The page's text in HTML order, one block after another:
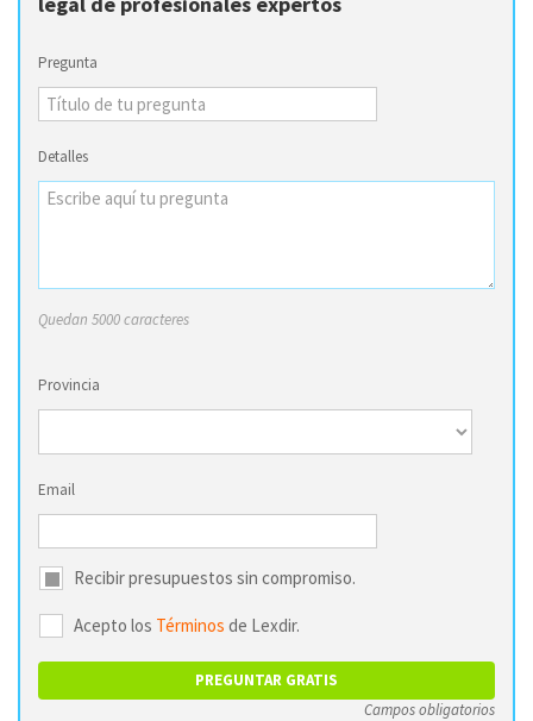
Pregunta
Detalles
Quedan 5000 caracteres
Provincia
Email
Recibir presupuestos sin compromiso.
Acepto los Términos de Lexdir.
Campos obligatorios